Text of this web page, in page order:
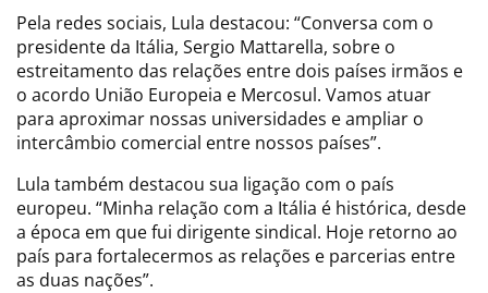
Pela redes sociais, Lula destacou: “Conversa com o
presidente da Itália, Sergio Mattarella, sobre o
estreitamento das relações entre dois países irmãos e
o acordo União Europeia e Mercosul. Vamos atuar
para aproximar nossas universidades e ampliar o
intercâmbio comercial entre nossos países”.
Lula também destacou sua ligação com o país
europeu. “Minha relação com a Itália é histórica, desde
a época em que fui dirigente sindical. Hoje retorno ao
país para fortalecermos as relações e parcerias entre
as duas nações”.